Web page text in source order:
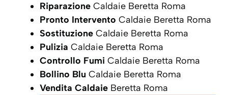
Riparazione Caldaie Beretta Roma
Pronto Intervento Caldaie Beretta Roma
Sostituzione Caldaie Beretta Roma
Pulizia Caldaie Beretta Roma
Controllo Fumi Caldaie Beretta Roma
Bollino Blu Caldaie Beretta Roma
Vendita Caldaie Beretta Roma